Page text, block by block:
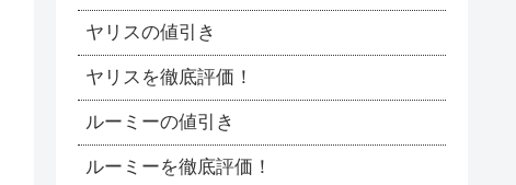
ヤリスの値引き
ヤリスを徹底評価！
ルーミーの値引き
ルーミーを徹底評価！